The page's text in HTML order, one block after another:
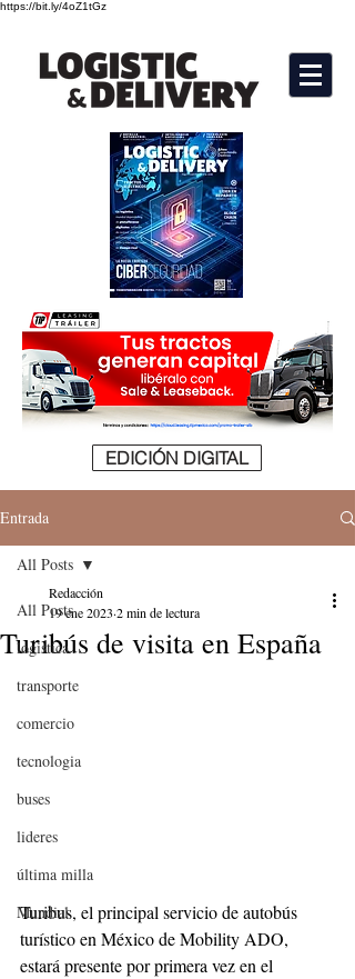
https://bit.ly/4oZ1tGz
EDICIÓN DIGITAL
Entrada
All Posts
logistica
transporte
comercio
tecnologia
buses
lideres
última milla
Mundial
All Posts
Turibús de visita en España
Redacción
19 ene 2023 2 min de lectura
Turibus, el principal servicio de autobús
turístico en México de Mobility ADO,
estará presente por primera vez en el